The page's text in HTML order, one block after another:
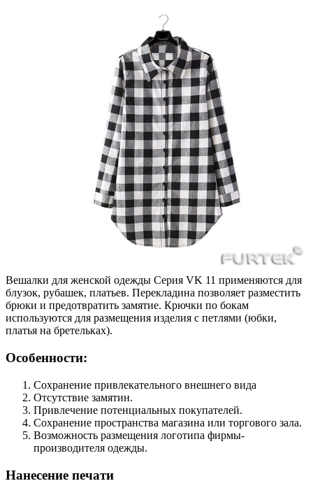
Вешалки для женской одежды Серия VK 11 применяются для
блузок, рубашек, платьев. Перекладина позволяет разместить
брюки и предотвратить замятие. Крючки по бокам
используются для размещения изделия с петлями (юбки,
платья на бретельках).
Особенности:
Сохранение привлекательного внешнего вида
Отсутствие замятин.
Привлечение потенциальных покупателей.
Сохранение пространства магазина или торгового зала.
Возможность размещения логотипа фирмы-
производителя одежды.
Нанесение печати